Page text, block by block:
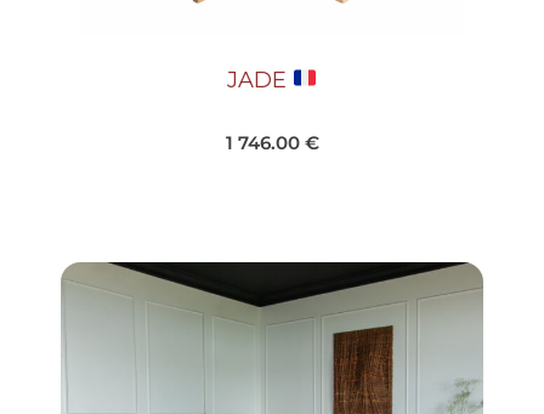
JADE
1 746.00 €